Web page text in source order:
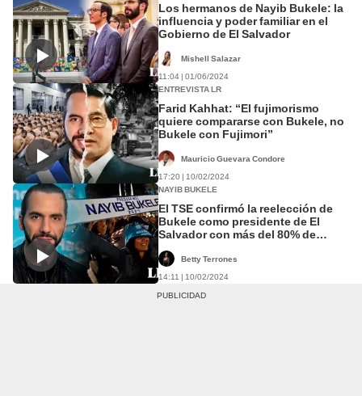
Los hermanos de Nayib Bukele: la
influencia y poder familiar en el
Gobierno de El Salvador
Mishell Salazar
11:04 | 01/06/2024
ENTREVISTA LR
Farid Kahhat: “El fujimorismo
quiere compararse con Bukele, no
Bukele con Fujimori”
Mauricio Guevara Condore
17:20 | 10/02/2024
NAYIB BUKELE
El TSE confirmó la reelección de
Bukele como presidente de El
Salvador con más del 80% de
Betty Terrones
14:11 | 10/02/2024